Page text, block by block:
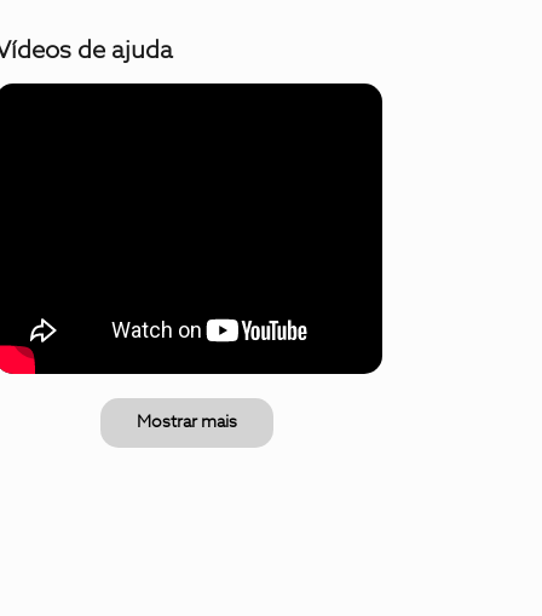
de ajuda
Mostrar mais